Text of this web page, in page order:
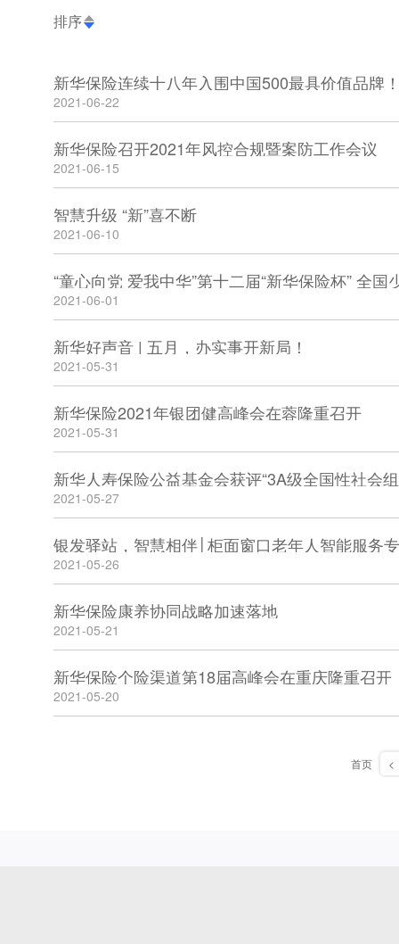
排序
新华保险连续十八年入围中国500最具价值品牌
2021-06-22
新华保险召开2021年风控合规暨案防工作会议
2021-06-15
智慧升级 “新”喜不断
2021-06-10
“童心向党 爱我中华”第十二届“新华保险杯” 全
2021-06-01
新华好声音 | 五月，办实事开新局！
2021-05-31
新华保险2021年银团健高峰会在蓉隆重召开
2021-05-31
新华人寿保险公益基金会获评“3A级全国性社会
2021-05-27
银发驿站，智慧相伴│柜面窗口老年人智能服务
2021-05-26
新华保险康养协同战略加速落地
2021-05-21
新华保险个险渠道第18届高峰会在重庆隆重召开
2021-05-20
首页 <